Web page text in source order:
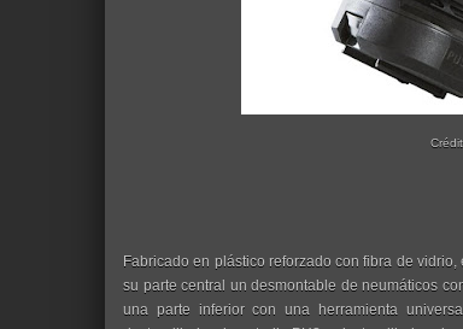
Fabricado en plástico reforzado con fibra de
su parte central un desmontable de neumáticos
una parte inferior con una herramienta